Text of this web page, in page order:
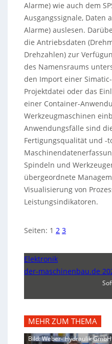
Alarme) wie auch dem
Ausgangssignale, Daten
Alarme) auslesen.
die Antriebsdaten
Drehzahlen) zur
des Namensraums
den Import einer
Projektdatei oder das
einer Container-
Werkzeugmaschinen
Anwendungsfälle sind
Fertigungsqualität und -
Spindeln und
übergeordnete
Visualisierung von
Leistungsindikatoren.
Seiten: 1 2 3
Elektronik
der-maschinenbau.de
MEHR ZUM THEMA
Bild: Weber- Hydraulik GmbH